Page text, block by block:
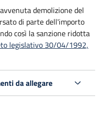
demolizione del
di parte dell'importo
così la sanzione ridotta
legislativo 30/04/1992,
da allegare